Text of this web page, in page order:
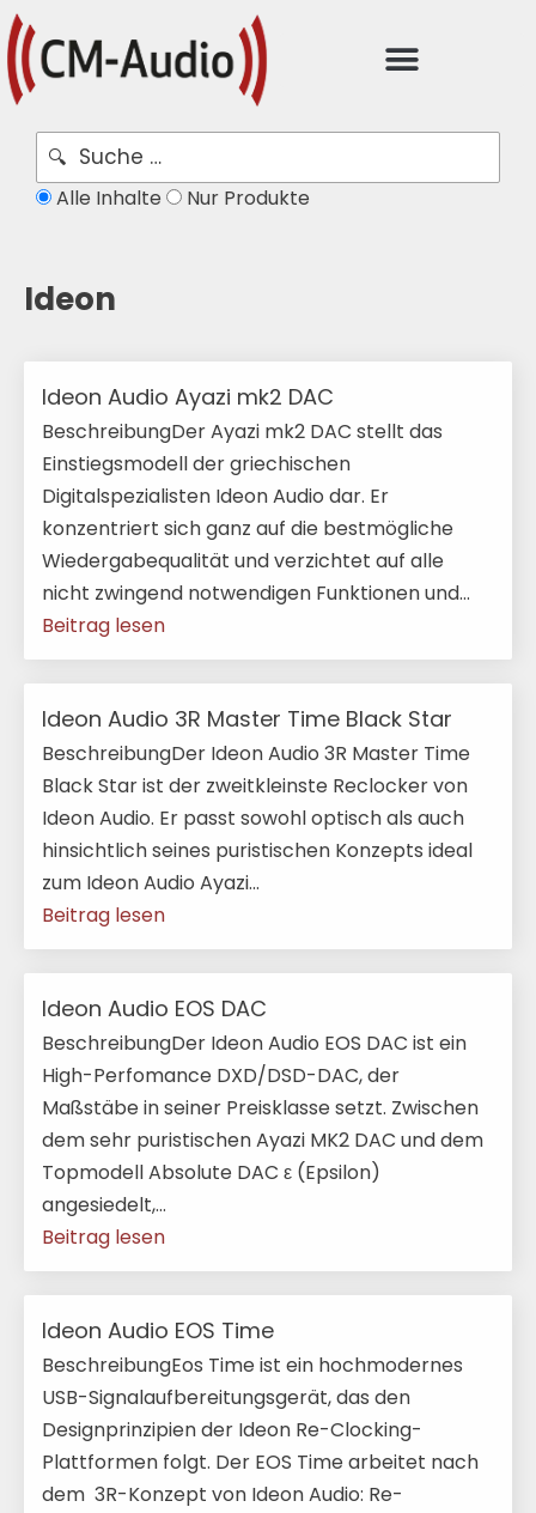
Alle Inhalte Nur Produkte
Ideon
Ideon Audio Ayazi mk2 DAC
BeschreibungDer Ayazi mk2 DAC stellt das
Einstiegsmodell der griechischen
Digitalspezialisten Ideon Audio dar. Er
konzentriert sich ganz auf die bestmögliche
Wiedergabequalität und verzichtet auf alle
nicht zwingend notwendigen Funktionen und...
Beitrag lesen
Ideon Audio 3R Master Time Black Star
BeschreibungDer Ideon Audio 3R Master Time
Black Star ist der zweitkleinste Reclocker von
Ideon Audio. Er passt sowohl optisch als auch
hinsichtlich seines puristischen Konzepts ideal
zum Ideon Audio Ayazi...
Beitrag lesen
Ideon Audio EOS DAC
BeschreibungDer Ideon Audio EOS DAC ist ein
High-Perfomance DXD/DSD-DAC, der
Maßstäbe in seiner Preisklasse setzt. Zwischen
dem sehr puristischen Ayazi MK2 DAC und dem
Topmodell Absolute DAC ε (Epsilon)
angesiedelt,...
Beitrag lesen
Ideon Audio EOS Time
BeschreibungEos Time ist ein hochmodernes
USB-Signalaufbereitungsgerät, das den
Designprinzipien der Ideon Re-Clocking-
Plattformen folgt. Der EOS Time arbeitet nach
dem 3R-Konzept von Ideon Audio: Re-